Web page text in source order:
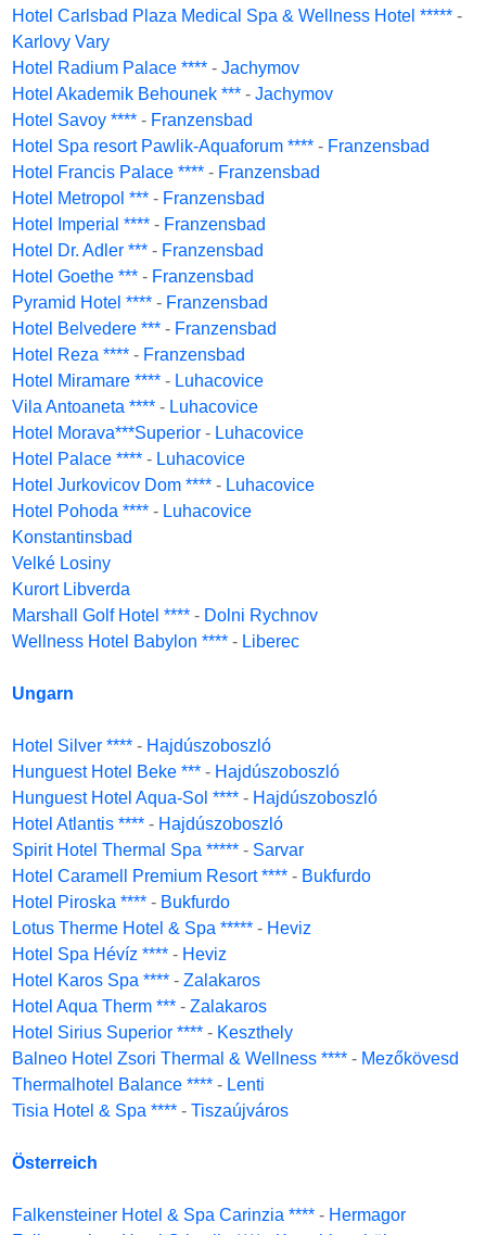
Hotel Carlsbad Plaza Medical Spa & Wellness Hotel ***** -
Karlovy Vary
Hotel Radium Palace **** - Jachymov
Hotel Akademik Behounek *** - Jachymov
Hotel Savoy **** - Franzensbad
Hotel Spa resort Pawlik-Aquaforum **** - Franzensbad
Hotel Francis Palace **** - Franzensbad
Hotel Metropol *** - Franzensbad
Hotel Imperial **** - Franzensbad
Hotel Dr. Adler *** - Franzensbad
Hotel Goethe *** - Franzensbad
Pyramid Hotel **** - Franzensbad
Hotel Belvedere *** - Franzensbad
Hotel Reza **** - Franzensbad
Hotel Miramare **** - Luhacovice
Vila Antoaneta **** - Luhacovice
Hotel Morava***Superior - Luhacovice
Hotel Palace **** - Luhacovice
Hotel Jurkovicov Dom **** - Luhacovice
Hotel Pohoda **** - Luhacovice
Konstantinsbad
Velké Losiny
Kurort Libverda
Marshall Golf Hotel **** - Dolni Rychnov
Wellness Hotel Babylon **** - Liberec
Ungarn
Hotel Silver **** - Hajdúszoboszló
Hunguest Hotel Beke *** - Hajdúszoboszló
Hunguest Hotel Aqua-Sol **** - Hajdúszoboszló
Hotel Atlantis **** - Hajdúszoboszló
Spirit Hotel Thermal Spa ***** - Sarvar
Hotel Caramell Premium Resort **** - Bukfurdo
Hotel Piroska **** - Bukfurdo
Lotus Therme Hotel & Spa ***** - Heviz
Hotel Spa Hévíz **** - Heviz
Hotel Karos Spa **** - Zalakaros
Hotel Aqua Therm *** - Zalakaros
Hotel Sirius Superior **** - Keszthely
Balneo Hotel Zsori Thermal & Wellness **** - Mezőkövesd
Thermalhotel Balance **** - Lenti
Tisia Hotel & Spa **** - Tiszaújváros
Österreich
Falkensteiner Hotel & Spa Carinzia **** - Hermagor